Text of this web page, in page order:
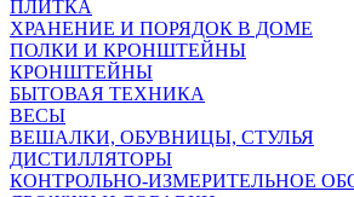
ПЛИТКА
ХРАНЕНИЕ И ПОРЯДОК В ДОМЕ
ПОЛКИ И КРОНШТЕЙНЫ
КРОНШТЕЙНЫ
БЫТОВАЯ ТЕХНИКА
ВЕСЫ
ВЕШАЛКИ, ОБУВНИЦЫ, СТУЛЬЯ
ДИСТИЛЛЯТОРЫ
КОНТРОЛЬНО-ИЗМЕРИТЕЛЬНОЕ